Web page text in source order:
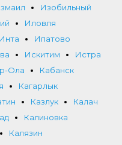
Изобильный
Иловля
Инта
Ипатово
Искитим
Истра
Ола
Кабанск
Кагарлык
Казлук
Калач
Калиновка
Калязин